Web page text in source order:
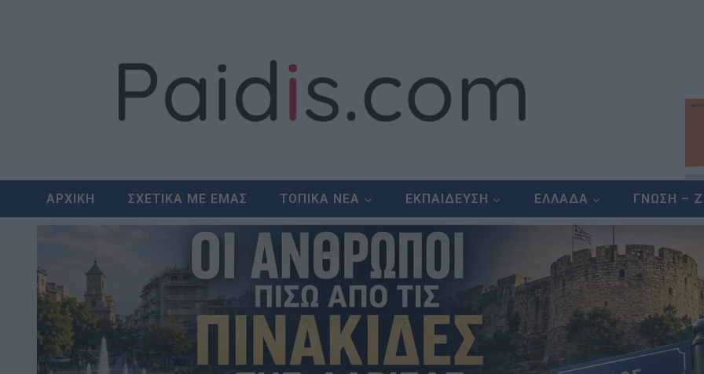
ΑΡΧΙΚΗ ΣΧΕΤΙΚΑ ΜΕ ΕΜΑΣ ΤΟΠΙΚΑ ΝΕΑ ΕΚΠΑΙΔΕΥΣΗ ΕΛΛΑΔΑ ΓΝΩΣΗ –